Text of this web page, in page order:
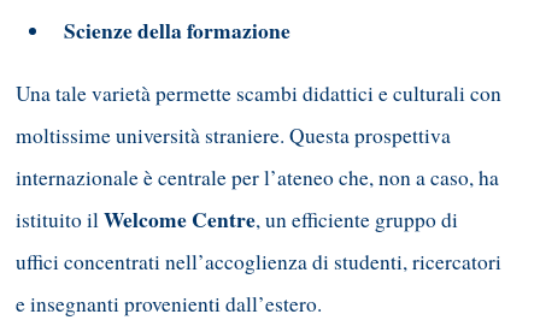
Scienze della formazione
Una tale varietà permette scambi didattici e culturali con
moltissime università straniere. Questa prospettiva
internazionale è centrale per l’ateneo che, non a caso, ha
istituito ilWelcome Centre, un efficiente gruppo di
uffici concentrati nell’accoglienza di studenti, ricercatori
e insegnanti provenienti dall’estero.